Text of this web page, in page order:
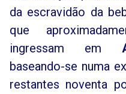
da escravidão da
que
ingressam em
baseando-se numa
restantes noventa